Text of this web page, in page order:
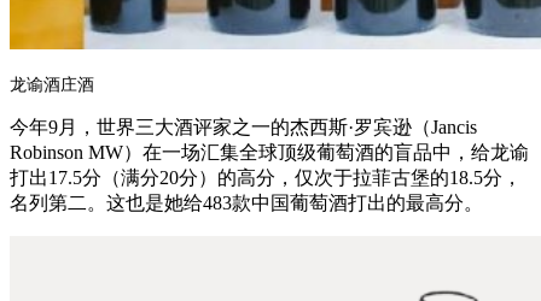
龙谕酒庄酒
今年9月，世界三大酒评家之一的杰西斯·罗宾逊（Jancis
Robinson MW）在一场汇集全球顶级葡萄酒的盲品中，给龙谕
打出17.5分（满分20分）的高分，仅次于拉菲古堡的18.5分，
名列第二。这也是她给483款中国葡萄酒打出的最高分。